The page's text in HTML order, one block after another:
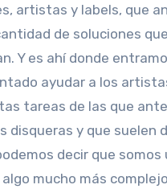
artistas y labels, que
de soluciones
Y es ahí donde
ayudar a los
tareas de las que
disqueras y que suelen
decir que somos
mucho más